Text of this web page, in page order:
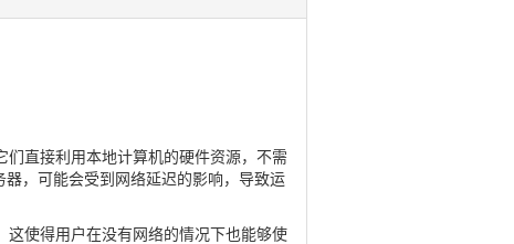
直接利用本地计算机的硬件资源，不需
，可能会受到网络延迟的影响，导致运
使得用户在没有网络的情况下也能够使